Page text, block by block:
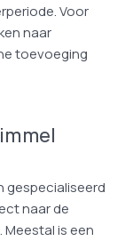
Voor
naar
toevoeging
gespecialiseerd
naar de
is een